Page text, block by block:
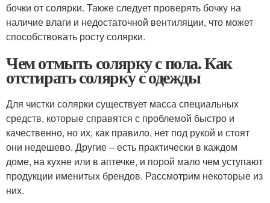
бочки от солярки. Также следует проверять бочку на
наличие влаги и недостаточной вентиляции, что может
способствовать росту солярки.
Чем отмыть солярку с пола. Как
отстирать солярку с одежды
Для чистки солярки существует масса специальных
средств, которые справятся с проблемой быстро и
качественно, но их, как правило, нет под рукой и стоят
они недешево. Другие – есть практически в каждом
доме, на кухне или в аптечке, и порой мало чем уступают
продукции именитых брендов. Рассмотрим некоторые из
них.